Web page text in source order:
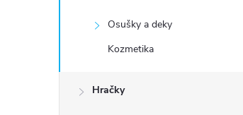
Osušky a deky
Kozmetika
Hračky